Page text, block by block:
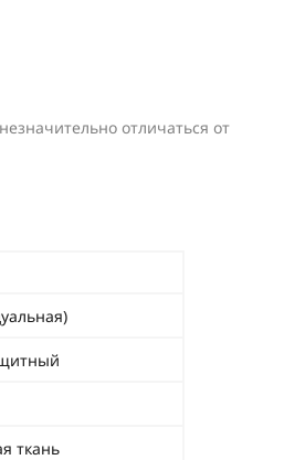
отличаться от
ткань